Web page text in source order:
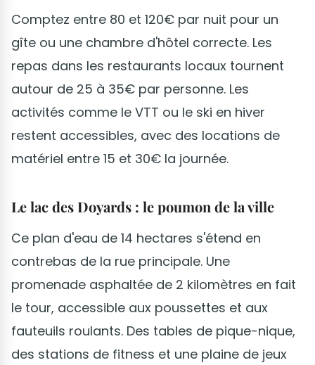
Comptez entre 80 et 120€ par nuit pour un
gîte ou une chambre d'hôtel correcte. Les
repas dans les restaurants locaux tournent
autour de 25 à 35€ par personne. Les
activités comme le VTT ou le ski en hiver
restent accessibles, avec des locations de
matériel entre 15 et 30€ la journée.
Le lac des Doyards : le poumon de la ville
Ce plan d'eau de 14 hectares s'étend en
contrebas de la rue principale. Une
promenade asphaltée de 2 kilomètres en fait
le tour, accessible aux poussettes et aux
fauteuils roulants. Des tables de pique-nique,
des stations de fitness et une plaine de jeux